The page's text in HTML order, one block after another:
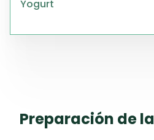
Yogurt
Preparación de